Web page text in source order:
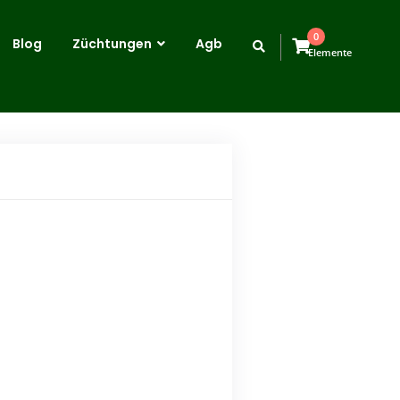
Blog Züchtungen Agb
0
Elemente